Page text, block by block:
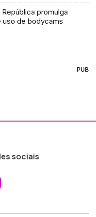
promulga
uso de bodycams
PUB
sociais
ao